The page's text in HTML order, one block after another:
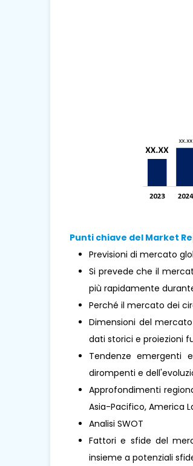
Punti chiave del Market
Previsioni di mercato
Si prevede che il
più rapidamente
Perché il mercato dei
Dimensioni del
dati storici e proiezioni
Tendenze emergenti
dirompenti e
Approfondimenti
Asia-Pacifico, America
Analisi SWOT
Fattori e sfide del
insieme a potenziali